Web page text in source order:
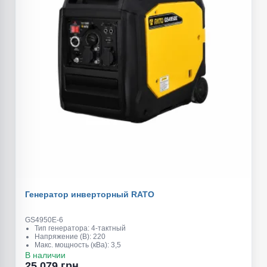
Генератор инверторный RATO
GS4950E-6
Тип генератора: 4-тактный
Напряжение (В): 220
Макс. мощность (кВа): 3,5
Обьем топливного бака (л): 6
Обьем масляного картера (л): 0,6
В наличии